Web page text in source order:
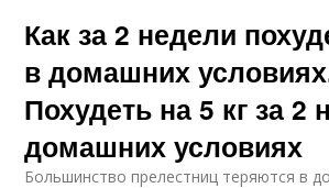
Как за 2 недели
в домашних
Похудеть на 5 кг за 2
домашних условиях
Большинство прелестниц теряются в